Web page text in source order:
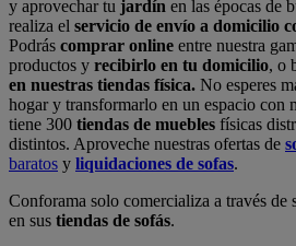
y aprovechar tu jardín en las épocas de
realiza el servicio de envío a domicilio
Podrás comprar online entre nuestra
productos y recibirlo en tu domicilio, o
en nuestras tiendas física. No esperes
hogar y transformarlo en un espacio con
tiene 300 tiendas de muebles físicas
distintos. Aproveche nuestras ofertas de
baratos y liquidaciones de sofas.
Conforama solo comercializa a través de
en sus tiendas de sofás.